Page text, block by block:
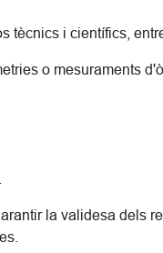
tècnics i científics,
o mesuraments
la validesa dels